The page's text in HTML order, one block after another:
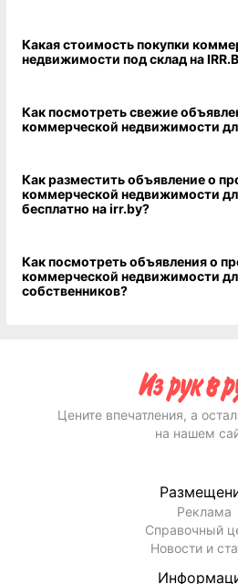
Какая стоимость покупки
недвижимости под склад
Как посмотреть свежие
Как разместить объявление о
коммерческой недвижимости для торговли
бесплатно на irr.by?
Как посмотреть объявления о
коммерческой недвижимости для производства от
собственников?
Цените впечатления, а
на нашем
Реклама
Справочный
Новости и